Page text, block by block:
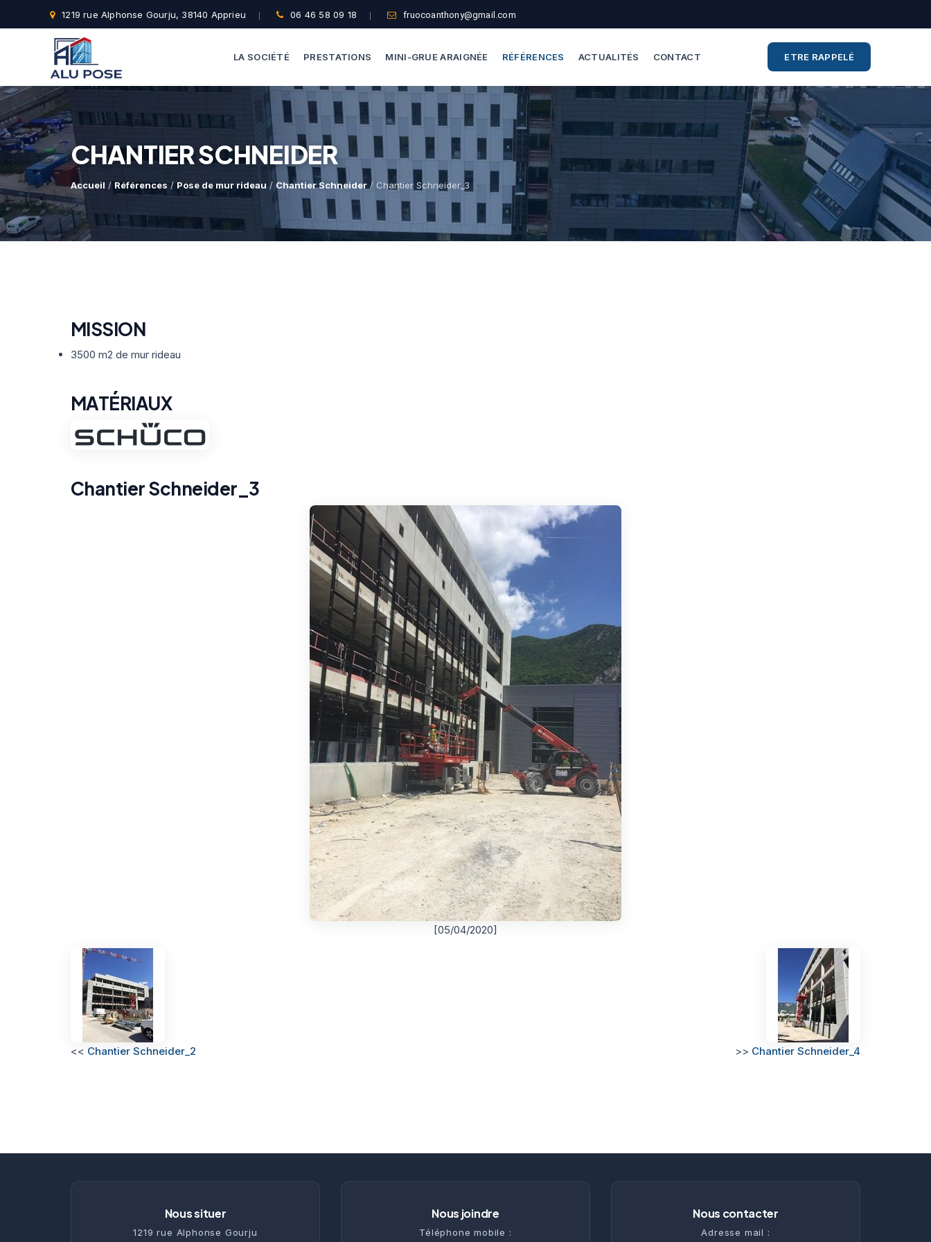
1219 rue Alphonse Gourju, 38140 Apprieu 06 46 58 09 18 fruocoanthony@gmail.com
LA SOCIÉTÉ PRESTATIONS
Dépannage Vitrages
Vitrine Magasin
Expertise Bris De Glace
Recherche De Fuite
MINI-GRUE ARAIGNÉE
Capacité De Levage
Nos Formules
RÉFÉRENCES ACTUALITÉS CONTACT ETRE RAPPELÉ
CHANTIER SCHNEIDER
Accueil / Références /Pose de mur rideau / Chantier Schneider / Chantier Schneider_3
MISSION
3500 m2 de mur rideau
MATÉRIAUX
Chantier Schneider_3
[05/04/2020]
<< Chantier Schneider_2 >> Chantier Schneider_4
Nous situer
1219 rue Alphonse Gourju
Nous joindre
Téléphone mobile :
Nous contacter
Adresse mail :